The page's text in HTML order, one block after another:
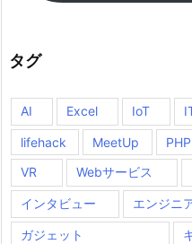
タグ
AI Excel IoT
lifehack MeetUp PHP
VR
Webサービス
インタビュー エンジニ
ガジェット